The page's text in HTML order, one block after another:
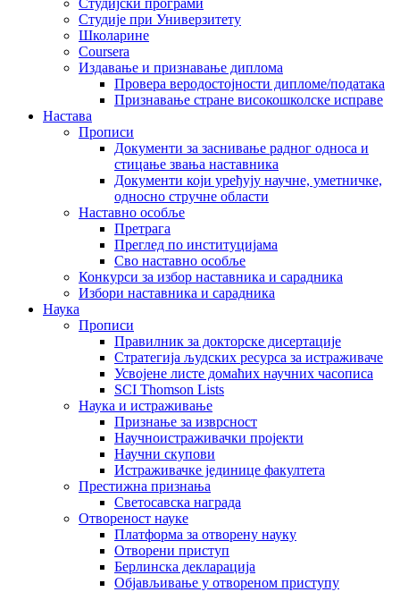
Студијски програми
Студије при Универзитету
Школарине
Coursera
Издавање и признавање диплома
Провера веродостојности дипломе/података
Признавање стране високошколске исправе
Настава
Прописи
Документи за заснивање радног односа и
стицање звања наставника
Документи који уређују научне, уметничке,
односно стручне области
Наставно особље
Претрага
Преглед по институцијама
Сво наставно особље
Конкурси за избор наставника и сарадника
Избори наставника и сарадника
Наука
Прописи
Правилник за докторске дисертације
Стратегија људских ресурса за истраживаче
Усвојене листе домаћих научних часописа
SCI Thomson Lists
Наука и истраживање
Признање за изврсност
Научноистраживачки пројекти
Научни скупови
Истраживачке јединице факултета
Престижна признања
Светосавска награда
Отвореност науке
Платформа за отворену науку
Отворени приступ
Берлинска декларација
Објављивање у отвореном приступу